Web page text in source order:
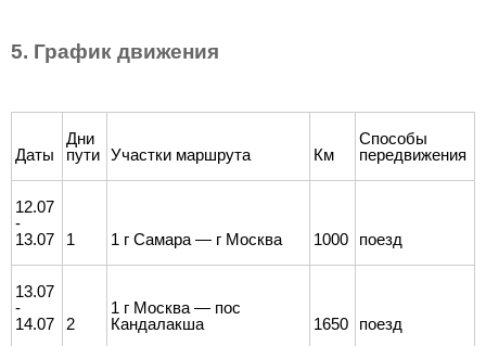
5. График движения
Даты
Дни
пути
Участки маршрута Км
Способы
передвижения
12.07
-
13.07
1 1 г Самара — г Москва 1000 поезд
13.07
-
14.07
2
1 г Москва — пос
Кандалакша
1650 поезд